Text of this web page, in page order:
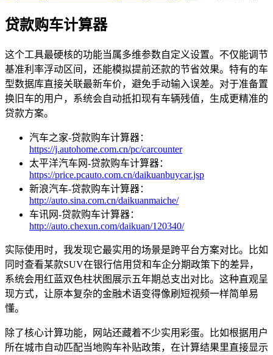
贷款购车计算器
这个工具最硬核的功能当属多维参数自定义设置。不仅能调节
基准利率浮动区间，还能模拟提前还款的节省效果。特有的车
型数据库直接关联最新车价，避免手动输入误差。对于准备置
换旧车的用户，系统会自动抵扣现有车辆残值，生成更精准的
贷款方案。
汽车之家-贷款购车计算器：
https://j.autohome.com.cn/pc/carcounter
太平洋汽车网-贷款购车计算器：
https://price.pcauto.com.cn/daikuanbuycar.jsp
新浪汽车-贷款购车计算器：
http://auto.sina.com.cn/daikuanmaiche/
车讯网-贷款购车计算器：
http://auto.chexun.com/daikuan/120340/
实际使用时，我发现它最实用的场景是跨平台方案对比。比如
同时查看某款SUV在银行信用贷和车企分期政策下的差异，
系统会用红蓝双色柱状图展示五年期总支出对比。这种直观呈
现方式，让原本复杂的金融术语变得像刷短视频一样简单易
懂。
除了核心计算功能，网站还藏着不少实用彩蛋。比如根据用户
所在城市自动匹配当地购车补贴政策，在计算结果里直接显示